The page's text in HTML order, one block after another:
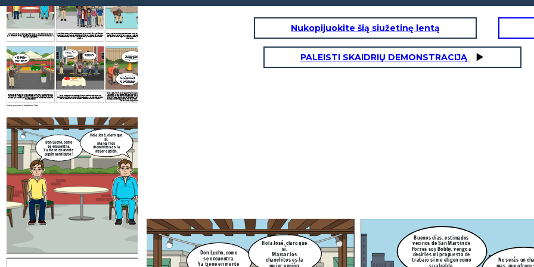
Create your own at Storyboard That
Don Lucho y el Sr. José, dialogan sobre que candidato tienen en mente
para estas elecciones, ya que se debe generar un voto consciente para la
mejoría de su distrito.
El candidato Bobby, emite sus propuestas para la mejoría de su distrito a
pesar de no tener muchos recursos económicos a comparación de otros
candidatos, Bobby ofrece lo que puede tener y adaptarse en su futura
gestión.
Bobby, a pesar de tener pocos recursos, trata de pedir apoyo a su jefe de
campaña para ver la forma de ayudar a las personas mas afectadas de
SMP para hacerles llegar un poco de víveres y tengan de donde poder
alimentarse.
Bobby se siente feliz de haber logrado adaptarse a sus recursos y de
haber podido conseguir el apoyo necesario para las personas de bajos
recursos que el tanto quería apoyar, llevándoles los insumos necesarios
que necesitaban.
Bobby entrega con mucha alegría los productos recaudados a las
personas y comparte un momento muy agradable y es empáticocon cada
uno para entender las necesidades que tiene cada uno de ellos.
Bobby a pesar de no haber ganado realizo una gran acción en contribuir
a su distrito, ya que comprendió y se puso en el lugar de cada uno de las
personas para entender sus necesidades, conecto emocionalmente con
ellos, fue constante en lograr su propósito y en poder adaptarse en lo
poco que pudo conseguir, lo manejo de la mejor manera y así creando la
credibilidad con la población.
Lo LOGRAMOS!!!
OBTUVIMOS FRUTAS Y
VERDURAS para
repartirlo con los que
mas necesitan!!!!!!!
Mamá, no gane las elecciones
pero me siento bien conmigo
mismo, por haber contribuido
con mi distrito que me vio
crecer y seguiré apoyando con
lo poco o mucho que tenga.
de gran corazón y sobre
todo empático con quien lo
necesita.
Estoy orgullosa de ti hijo.
Vecinos, vengan a
recoger sus víveres,
hay para cada uno y
se puedan
abastecer!!.
Bobby cumplió su
palabra, Bobby es
diferente!!
Don Lucho, como
se encuentra.
Ya tiene en mente
algún candidato?
Hola José, claro que
sí.
Marcar los
chanchitos es la
mejor opción.
Nukopijuokite šią siužetinę lentą
PALEISTI SKAIDRIŲ DEMONSTRACIJĄ
Don Lucho, como
se encuentra.
Ya tiene en mente
Hola José, claro que
sí.
Marcar los
chanchitos es la
mejor opción.
Buenos días, estimados
vecinos de San Martin de
Porres soy Bobby, vengo a
decirles mi propuesta de
trabajo si me eligen como
su alcalde.
No serás un
mas, que